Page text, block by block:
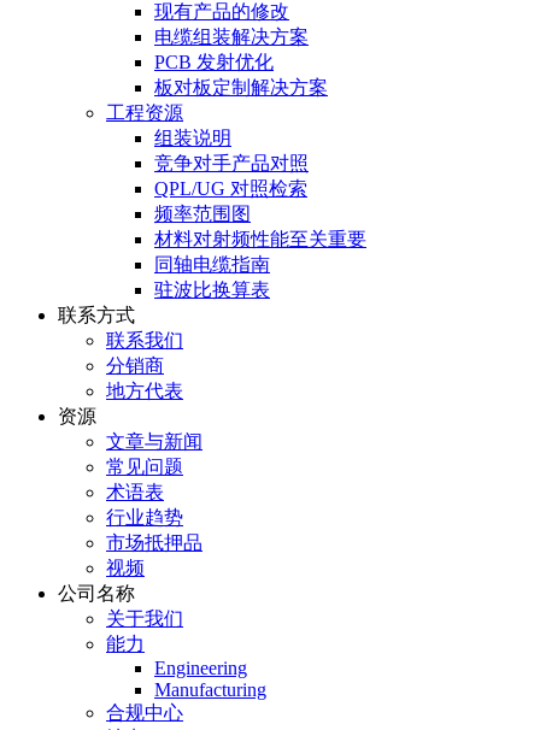
现有产品的修改
电缆组装解决方案
PCB 发射优化
板对板定制解决方案
工程资源
组装说明
竞争对手产品对照
QPL/UG 对照检索
频率范围图
材料对射频性能至关重要
同轴电缆指南
驻波比换算表
联系方式
联系我们
分销商
地方代表
资源
文章与新闻
常见问题
术语表
行业趋势
市场抵押品
视频
公司名称
关于我们
能力
Engineering
Manufacturing
合规中心